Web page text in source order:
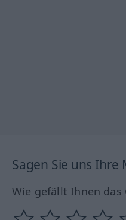
Sagen Sie uns Ihre
Wie gefällt Ihnen das